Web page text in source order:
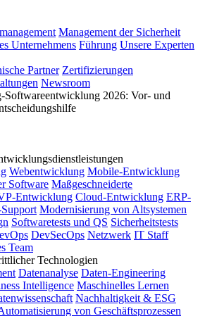
Management der Sicherheit
Unternehmens Führung Unsere Experten
Partner Zertifizierungen
Newsroom
Softwareentwicklung 2026: Vor- und
Webentwicklung Mobile-Entwicklung
Software Maßgeschneiderte
Entwicklung Cloud-Entwicklung ERP-
Modernisierung von Altsystemen
Softwaretests und QS Sicherheitstests
DevSecOps Netzwerk IT Staff
Team
Technologien
Datenanalyse Daten-Engineering
Intelligence Maschinelles Lernen
Nachhaltigkeit & ESG
von Geschäftsprozessen